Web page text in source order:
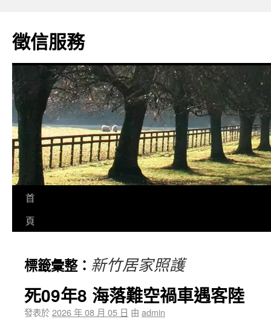
徵信服務
首
頁
標籤彙整： 新竹居家照護
死09年8 海落難空禍車遇客陸
發表於2026 年 08 月 05 日 由 admin